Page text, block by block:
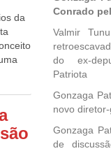
da
Conrado
Valmir
do ex-
Patriota
Gonzaga
novo
Gonzaga
de